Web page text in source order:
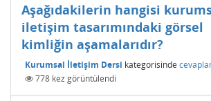
Aşağıdakilerin hangisi
iletişim tasarımındaki görsel
kimliğin aşamalarıdır?
Kurumsal İletişim Dersi kategorisinde
778 kez görüntülendi